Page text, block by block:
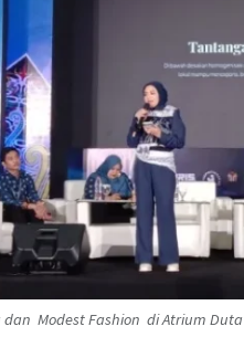
dan Modest Fashion di Atrium